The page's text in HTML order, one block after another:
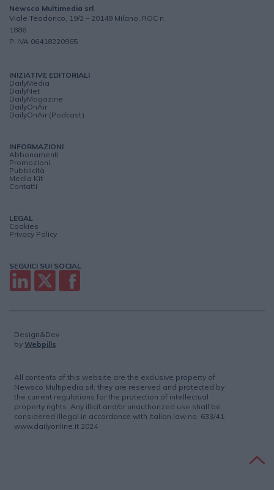
Newsco Multimedia srl
Viale Teodorico, 19/2 – 20149 Milano, ROC n.
1886
P. IVA 06418220965
INIZIATIVE EDITORIALI
DailyMedia
DailyNet
DailyMagazine
DailyOnAir
DailyOnAir (Podcast)
INFORMAZIONI
Abbonamenti
Promozioni
Pubblicità
Media Kit
Contatti
LEGAL
Cookies
Privacy Policy
SEGUICI SUI SOCIAL
Design&Dev
by Webpills
All contents of this website are the exclusive property of
Newsco Multipedia srl; they are reserved and protected by
the current regulations for the protection of intellectual
property rights. Any illicit and/or unauthorized use shall be
considered illegal in accordance with Italian law no. 633/41.
www.dailyonline.it 2024